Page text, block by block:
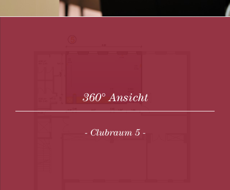
360° Ansicht
- Clubraum 5 -